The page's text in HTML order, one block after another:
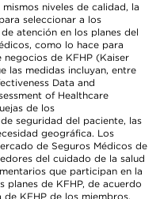
niveles de calidad, la
seleccionar a los
atención en los planes del
como lo hace para
de KFHP (Kaiser
las medidas incluyan, entre
Data and
of Healthcare
de los
seguridad del paciente, las
geográfica. Los
de Seguros Médicos de
del cuidado de la salud
que participan en la
de KFHP, de acuerdo
KFHP de los miembros.